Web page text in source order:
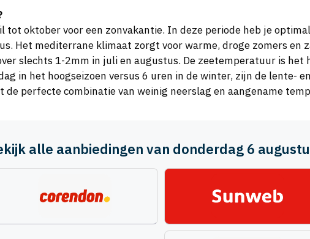
tot oktober voor een zonvakantie. In deze periode heb je
Het mediterrane klimaat zorgt voor warme, droge zomers
slechts 1-2mm in juli en augustus. De zeetemperatuur is het
in het hoogseizoen versus 6 uren in de winter, zijn de lente-
perfecte combinatie van weinig neerslag en aangename
alle aanbiedingen van donderdag 6